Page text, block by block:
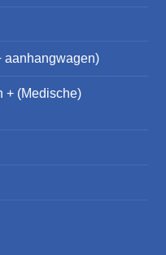
aanhangwagen)
+ (Medische)